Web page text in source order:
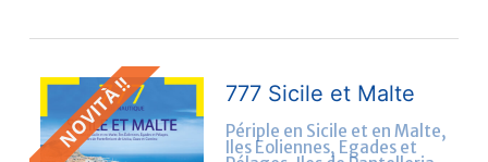
NOVITÀ !! 777 Sicile et Malte
Périple en Sicile et en Malte,
Iles Eoliennes, Egades et